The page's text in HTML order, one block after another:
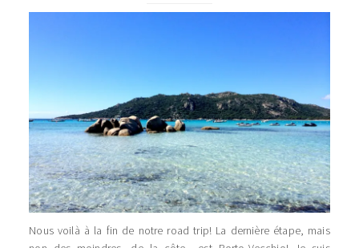
Nous voilà à la fin de notre road trip! La dernière étape, mais